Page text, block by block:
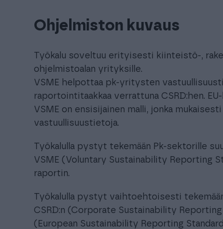
Ohjelmiston kuvaus
Työkalu soveltuu erityisesti kiinteistö-,
ohjelmistoalan yrityksille.
VSME helpottaa pk-yritysten
raportointitaakkaa verrattuna CSRD:hen.
VSME on ensisijainen malli, jonka
vastuullisuustietoja.
Työkalulla pystyt tekemään Pk-sektorille
VSME (Voluntary Sustainability Reporting
raportin.
Työkalulla pystyt vaihtoehtoisesti
CSRD:n (Corporate Sustainability
(European Sustainability Reporting